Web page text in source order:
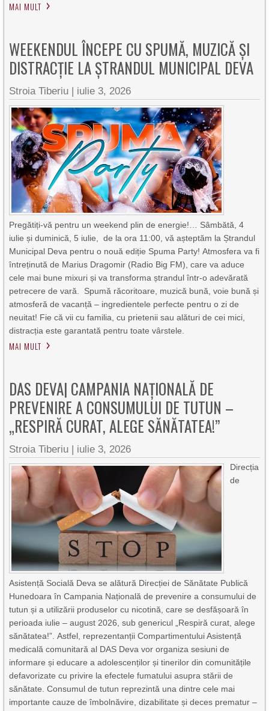
MAI MULT
WEEKENDUL ÎNCEPE CU SPUMĂ, MUZICĂ ȘI
DISTRACȚIE LA ȘTRANDUL MUNICIPAL DEVA
Stroia Tiberiu | iulie 3, 2026
Pregătiți-vă pentru un weekend plin de energie!… Sâmbătă, 4
iulie și duminică, 5 iulie, de la ora 11:00, vă așteptăm la Ștrandul
Municipal Deva pentru o nouă ediție Spuma Party! Atmosfera va fi
întreținută de Marius Dragomir (Radio Big FM), care va aduce
cele mai bune mixuri și va transforma ștrandul într-o adevărată
petrecere de vară. Spumă răcoritoare, muzică bună, voie bună și
atmosferă de vacanță – ingredientele perfecte pentru o zi de
neuitat! Fie că vii cu familia, cu prietenii sau alături de cei mici,
distracția este garantată pentru toate vârstele.
MAI MULT
DAS DEVA| CAMPANIA NAȚIONALĂ DE
PREVENIRE A CONSUMULUI DE TUTUN –
„RESPIRĂ CURAT, ALEGE SĂNĂTATEA!”
Stroia Tiberiu | iulie 3, 2026
Direcția
de
Asistență Socială Deva se alătură Direcției de Sănătate Publică
Hunedoara în Campania Națională de prevenire a consumului de
tutun și a utilizării produselor cu nicotină, care se desfășoară în
perioada iulie – august 2026, sub genericul „Respiră curat, alege
sănătatea!”. Astfel, reprezentanții Compartimentului Asistență
medicală comunitară al DAS Deva vor organiza sesiuni de
informare și educare a adolescenților și tinerilor din comunitățile
defavorizate cu privire la efectele fumatului asupra stării de
sănătate. Consumul de tutun reprezintă una dintre cele mai
importante cauze de îmbolnăvire, dizabilitate și deces prematur –